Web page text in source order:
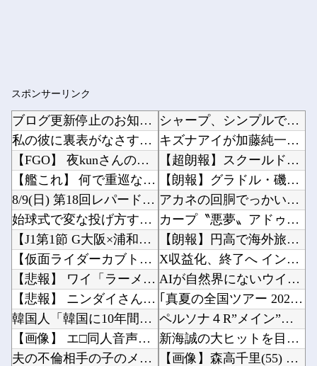
スポンサーリンク
ブログ更新停止のお知らせ
私の彼に裏表がなさすぎる 第3話
【FGO】 夜kunさんのモルガンイラスト！！ 蝶の羽好きです！
【艦これ】 何で重巡なのに先制雷撃撃つんですか
8/9(日) 第18回レパードステークス(GⅢ)
始球式で変な投げ方する人って結構いるけどさ
【J1第1節 G大阪×浦和】 G大阪が逆転勝利で開幕白星スタート！数的優位の中で逆転を許す...
【仮面ライダーカブト】 予告で敵に２０年前の旧式扱いされてたけど…
【悲報】 ワイ「ラーメン一袋だけじゃ足らんわ！二袋作ったろ！」→結果ｗｗｗ
【悲報】 ニンダイさん、ピークが開幕大谷翔平のがっかりダイレクトだったと言われてしまう
韓国人「韓国に10年間の出場権剥奪や過去ワールドカップ、オリンピック予選の記録削除を要求す...
【画像】 エ□同人音声、「ヒロイン死亡エンド」がブームに
夫の不倫相手の子のメアドに「お母さんに人の旦那に手出さないように注意してね？」と2人の合体...
シャープ、シンプルで使いやすいオーブンレンジ「RE-WF187」他
キズナアイが加藤純一と絡み出したけどどうなんだ？他
【超朗報】スクールドッグを導入した学校、不登校が激減→JK「犬のために学校行きたくなる」他
【朗報】グラドル・磯部優花、次に爆売れ間違いなしのイベントが話題にｗｗｗｗ他
アカネの回胴でっかいどう #04【「スマスロ とある魔術の禁書目録2」アカネ初 新台実戦!...
カープ〝悪夢〟アドゥワが筒香にサヨナラ被弾。坂倉11号！斉藤優5回2失点！辻遠藤ら0封も高...
【朗報】円高で海外旅行勢が大興奮→30カ国目の猛者に一同尊敬ｗｗｗ他
X収益化、終了へ インプレゾンビやパクツイの一掃なるか！？他
AIが自然界にないウイルスを設計、16種類で増殖を確認…米スタンフォード大！他
｢真夏の全国ツアー 2026 福岡公演 day1｣ セットリストがコチラ！！！【乃木坂46...
ペルソナ４R”メイン”ヒロインの里中千枝さん、来ている服と声がかわいかっただけという事実が...
新海誠の大ヒットを目の当たりにして2匹目のドジョウを狙ったけど滑ったアニメ映画達、なんやか...
【画像】森高千里(55) 「ミニスカートはとてもムリよ若い子には負けるわ」←ワイらにはブッ...